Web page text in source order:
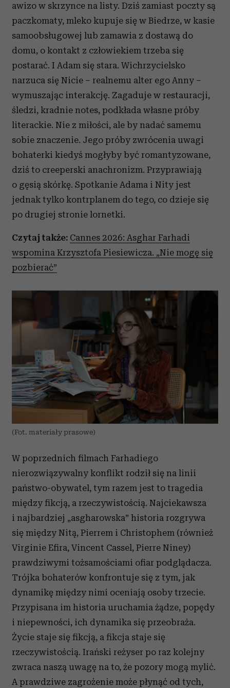
awizo w skrzynce na listy. Dziś zamiast poczty są
paczkomaty, mleko kupuje się w Biedrze, w kasie
samoobsługowej lub zamawia z dostawą do
domu, o kontakt z człowiekiem trzeba się
postarać. I Adam się stara. Wichrzycielsko
narzuca się Nicie – realnemu alter ego Anny –
wymuszając interakcję. Zagaduje w restauracji,
śledzi, kradnie notes, podkłada własne próby
literackie. Nie z miłości, ale by nadać samemu
sobie znaczenie. Jego próby zwrócenia uwagi
bohaterki kiedyś mogłyby być romantyzowane,
dziś to creeperski anachronizm. Przyprawiają
o gęsią skórkę. Spotkanie Adama i Nity jest
jednak tylko kontrplanem do tego, co dzieje się
po drugiej stronie lornetki.
Czytaj także: Cannes 2026: Asghar Farhadi
wspomina Krzysztofa Piesiewicza. „Nie mogę się
pozbierać”
(Fot. materiały prasowe)
W poprzednich filmach Farhadiego
nierozwiązywalny konflikt rodził się na linii
państwo-obywatel, tym razem jest to tragedia
między fikcją, a rzeczywistością. Najciekawsza
i najbardziej „asgharowska” historia rozgrywa
się między Nitą, Pierrem i Christophem (również
Virginie Efira, Vincent Cassel, Pierre Niney)
prawdziwymi tożsamościami ofiar podglądacza.
Trójka bohaterów konfrontuje się z tym, jak
dynamikę między nimi oceniają osoby trzecie.
Przypisana im historia uruchamia żądze, popędy
i niepewności, ich dynamika się przeobraża.
Życie staje się fikcją, a fikcja staje się
rzeczywistością. Irański reżyser po raz kolejny
zwraca naszą uwagę na to, że pozory mogą mylić.
A prawdziwe zagrożenie może płynąć od tych,